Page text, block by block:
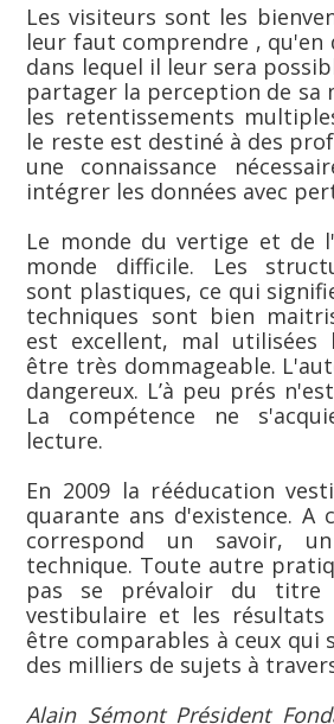
Les visiteurs sont les
leur faut comprendre , qu'en
dans lequel il leur sera
partager la perception de sa
les retentissements
le reste est destiné à des
une connaissance
intégrer les données avec
Le monde du vertige et de
monde difficile. Les
sont plastiques, ce qui
techniques sont bien
est excellent, mal
être très dommageable.
dangereux. L’à peu prés
La compétence ne
lecture.
En 2009 la rééducation
quarante ans d'existence. A
correspond un savoir,
technique. Toute autre
pas se prévaloir du titre
vestibulaire et les résultats
être comparables à ceux qui
des milliers de sujets à
Alain Sémont Président